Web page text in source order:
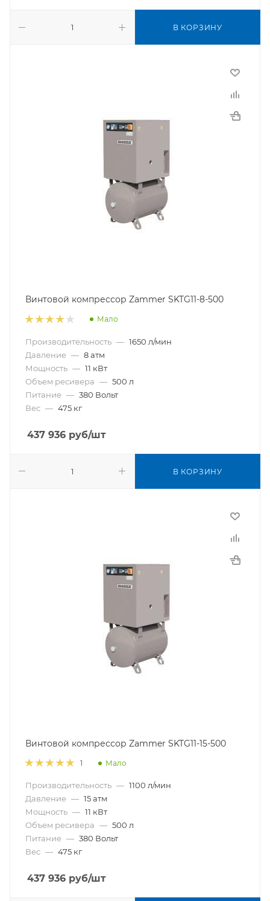
В КОРЗИНУ
Винтовой компрессор Zammer SKTG11-8-500
Мало
Производительность — 1650 л/мин
Давление — 8 атм
Мощность — 11 кВт
Объем ресивера — 500 л
Питание — 380 Вольт
Вес — 475 кг
437 936 руб/шт
В КОРЗИНУ
Винтовой компрессор Zammer SKTG11-15-500
1 Мало
Производительность — 1100 л/мин
Давление — 15 атм
Мощность — 11 кВт
Объем ресивера — 500 л
Питание — 380 Вольт
Вес — 475 кг
437 936 руб/шт